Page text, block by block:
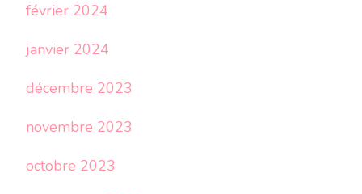
février 2024
janvier 2024
décembre 2023
novembre 2023
octobre 2023